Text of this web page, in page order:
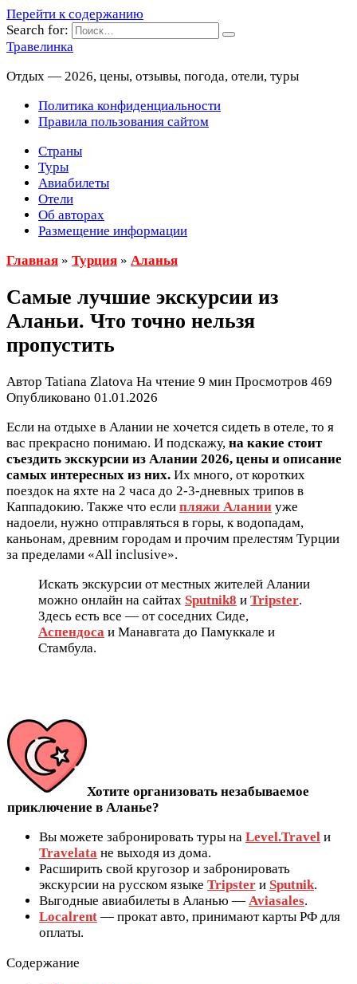
Перейти к содержанию
Search for:
Травелинка
Отдых — 2026, цены, отзывы, погода, отели, туры
Политика конфиденциальности
Правила пользования сайтом
Страны
Туры
Авиабилеты
Отели
Об авторах
Размещение информации
Главная » Турция » Аланья
Самые лучшие экскурсии из
Аланьи. Что точно нельзя
пропустить
Автор Tatiana Zlatova На чтение 9 мин Просмотров 469
Опубликовано 01.01.2026
Если на отдыхе в Алании не хочется сидеть в отеле, то я
вас прекрасно понимаю. И подскажу, на какие стоит
съездить экскурсии из Алании 2026, цены и описание
самых интересных из них. Их много, от коротких
поездок на яхте на 2 часа до 2-3-дневных трипов в
Каппадокию. Также что если пляжи Алании уже
надоели, нужно отправляться в горы, к водопадам,
каньонам, древним городам и прочим прелестям Турции
за пределами «All inclusive».
Искать экскурсии от местных жителей Алании
можно онлайн на сайтах Sputnik8 и Tripster.
Здесь есть все — от соседних Сиде,
Аспендоса и Манавгата до Памуккале и
Стамбула.
Хотите организовать незабываемое
приключение в Аланье?
Вы можете забронировать туры на Level.Travel и
Travelata не выходя из дома.
Расширить свой кругозор и забронировать
экскурсии на русском языке Tripster и Sputnik.
Выгодные авиабилеты в Аланью — Aviasales.
Localrent — прокат авто, принимают карты РФ для
оплаты.
Содержание